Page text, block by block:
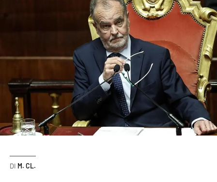
Sanità
Sport
Cultura
Podcast
M. CL.